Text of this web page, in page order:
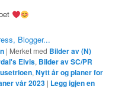
| Merket med Bilder av (N)
Elvis, Bilder av SC/PR
,Nytt år og planer for
vår 2023 | Legg igjen en